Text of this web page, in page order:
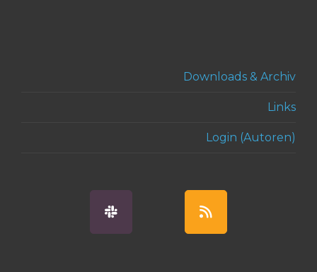
Downloads & Archiv
Links
Login (Autoren)